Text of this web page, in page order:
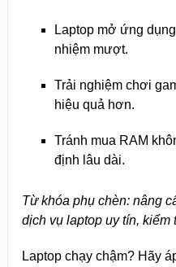
Laptop mở ứng
nhiệm mượt.
Trải nghiệm chơi
hiệu quả hơn.
Tránh mua RAM
định lâu dài.
Từ khóa phụ chèn: nâng
dịch vụ laptop uy tín, kiểm
Laptop chạy chậm? Hãy